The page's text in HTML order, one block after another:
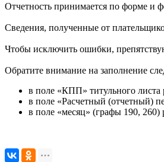
Отчетность принимается по форме и
Сведения, полученные от
Чтобы исключить ошибки,
Обратите внимание на заполнение
в поле «КПП» титульного листа
в поле «Расчетный (отчетный)
в поле «месяц» (графы 190, 260)